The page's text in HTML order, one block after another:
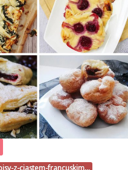
z-ciastem-francuskim…